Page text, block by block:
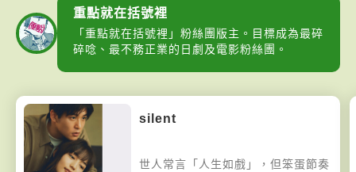
重點就在括號裡
「重點就在括號裡」粉絲團版主。目標成為最碎
碎唸、最不務正業的日劇及電影粉絲團。
silent
世人常言「人生如戲」，但笨蛋節奏